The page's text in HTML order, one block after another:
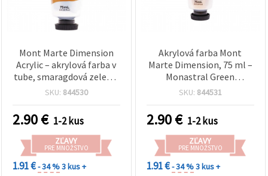
Mont Marte Dimension
Acrylic – akrylová farba v
tube, smaragdová zelená,
75 ml (2,5 fl oz) |
vysokopigmentovaná
farba na plátno, drevo,
papier a kreatívne
projekty
SKU: 844530
2.90€ 1-2 kus
ZĽAVY
PRE MNOŽSTVO
1.91 €- 34 %3 kus +
Akrylová farba Mont
Marte Dimension, 75 ml –
Monastral Green
(svetlozelená)
SKU: 844531
2.90€ 1-2 kus
ZĽAVY
PRE MNOŽSTVO
1.91 €- 34 %3 kus +